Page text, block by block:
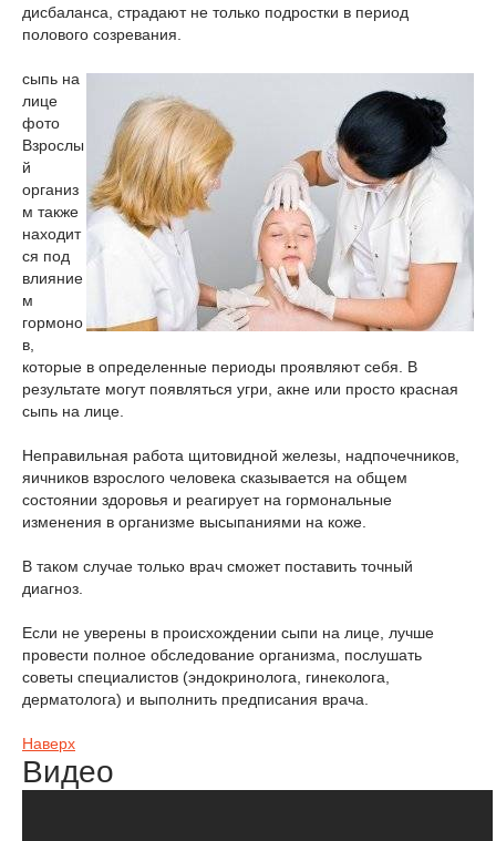
дисбаланса, страдают не только подростки в период
полового созревания.
сыпь на
лице
фото
Взрослы
й
организ
м также
находит
ся под
влияние
м
гормоно
в,
которые в определенные периоды проявляют себя. В
результате могут появляться угри, акне или просто красная
сыпь на лице.
Неправильная работа щитовидной железы, надпочечников,
яичников взрослого человека сказывается на общем
состоянии здоровья и реагирует на гормональные
изменения в организме высыпаниями на коже.
В таком случае только врач сможет поставить точный
диагноз.
Если не уверены в происхождении сыпи на лице, лучше
провести полное обследование организма, послушать
советы специалистов (эндокринолога, гинеколога,
дерматолога) и выполнить предписания врача.
Наверх
Видео